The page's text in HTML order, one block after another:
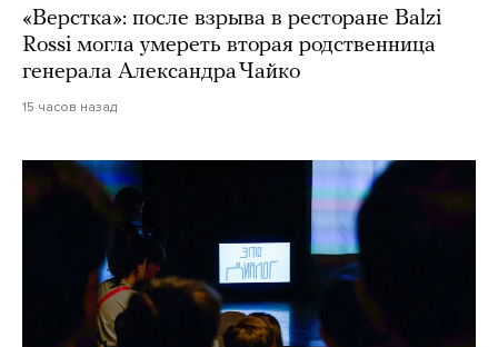
«Верстка»: после взрыва в ресторане Balzi
Rossi могла умереть вторая родственница
генерала Александра Чайко
15 часов назад